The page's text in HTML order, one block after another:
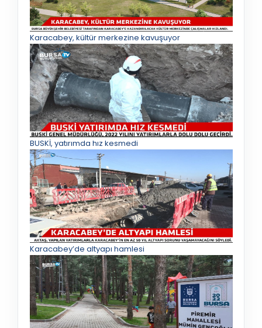
Karacabey, kültür merkezine kavuşuyor
BUSKİ, yatırımda hız kesmedi
Karacabey’de altyapı hamlesi